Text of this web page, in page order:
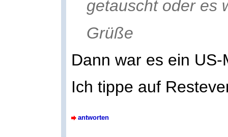
getauscht oder es
Grüße
Dann war es ein
Ich tippe auf
antworten